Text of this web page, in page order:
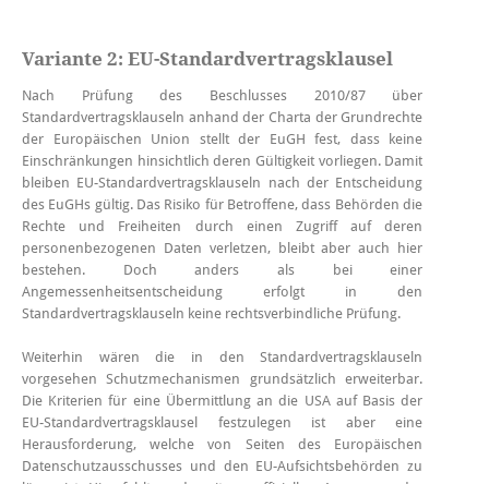
Variante 2: EU-Standardvertragsklausel
Nach Prüfung des Beschlusses 2010/87 über
Standardvertragsklauseln anhand der Charta der Grundrechte
der Europäischen Union stellt der EuGH fest, dass keine
Einschränkungen hinsichtlich deren Gültigkeit vorliegen. Damit
bleiben EU-Standardvertragsklauseln nach der Entscheidung
des EuGHs gültig. Das Risiko für Betroffene, dass Behörden die
Rechte und Freiheiten durch einen Zugriff auf deren
personenbezogenen Daten verletzen, bleibt aber auch hier
bestehen. Doch anders als bei einer
Angemessenheitsentscheidung erfolgt in den
Standardvertragsklauseln keine rechtsverbindliche Prüfung.
Weiterhin wären die in den Standardvertragsklauseln
vorgesehen Schutzmechanismen grundsätzlich erweiterbar.
Die Kriterien für eine Übermittlung an die USA auf Basis der
EU-Standardvertragsklausel festzulegen ist aber eine
Herausforderung, welche von Seiten des Europäischen
Datenschutzausschusses und den EU-Aufsichtsbehörden zu